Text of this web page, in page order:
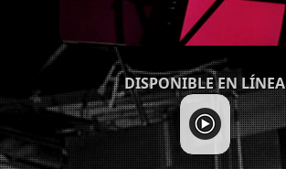
DISPONIBLE EN LÍNEA